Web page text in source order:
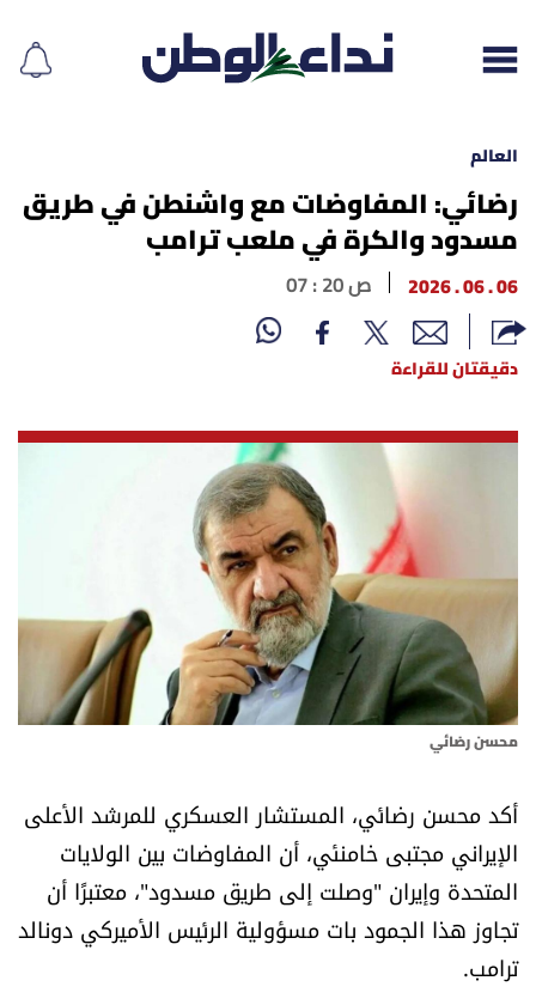
إقرأ الجريدة
لبنان
الغلاف
نداء اليوم
متفرقات
نداء القرّاء
خاص الموقع
كتّابنا
تحت المجهر
آراء
العالم
رضائي: المفاوضات مع واشنطن في طريق
مسدود والكرة في ملعب ترامب
06 . 06 . 2026 07 : 20 ص
دقيقتان للقراءة
محسن رضائي
أكد محسن رضائي، المستشار العسكري للمرشد الأعلى
الإيراني مجتبى خامنئي، أن المفاوضات بين الولايات
المتحدة وإيران "وصلت إلى طريق مسدود"، معتبرًا أن
تجاوز هذا الجمود بات مسؤولية الرئيس الأميركي دونالد
ترامب.